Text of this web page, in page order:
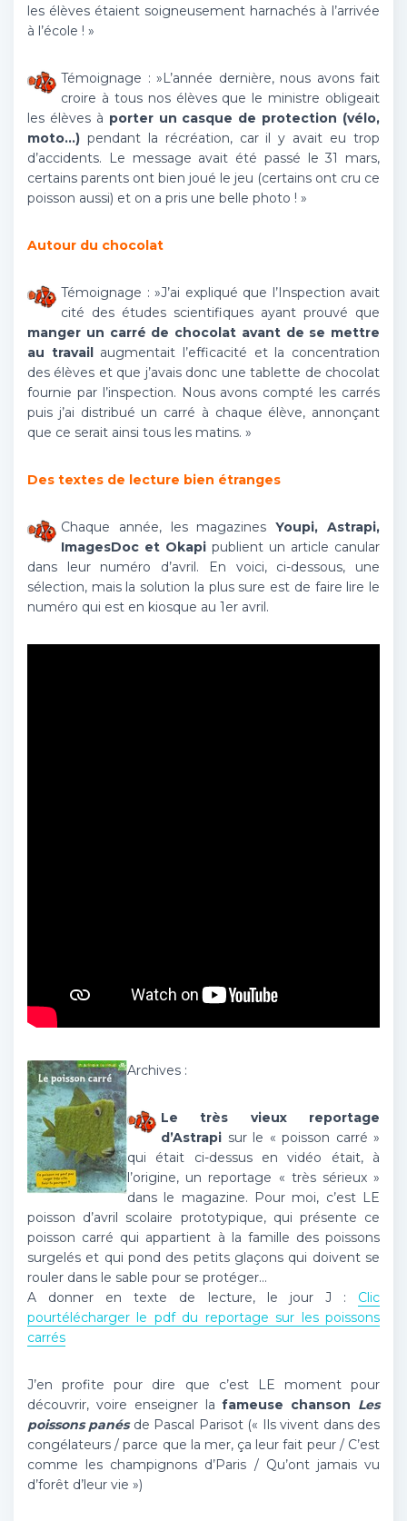
les élèves étaient soigneusement harnachés à l’arrivée
à l’école ! »
Témoignage : »L’année dernière, nous avons fait
croire à tous nos élèves que le ministre obligeait
les élèves à porter un casque de protection (vélo,
moto…) pendant la récréation, car il y avait eu trop
d’accidents. Le message avait été passé le 31 mars,
certains parents ont bien joué le jeu (certains ont cru ce
poisson aussi) et on a pris une belle photo ! »
Autour du chocolat
Témoignage : »J’ai expliqué que l’Inspection avait
cité des études scientifiques ayant prouvé que
manger un carré de chocolat avant de se mettre
au travailaugmentait l’efficacité et la concentration
des élèves et que j’avais donc une tablette de chocolat
fournie par l’inspection. Nous avons compté les carrés
puis j’ai distribué un carré à chaque élève, annonçant
que ce serait ainsi tous les matins. »
Des textes de lecture bien étranges
Chaque année, les magazinesYoupi, Astrapi,
ImagesDoc et Okapi publient un article canular
dans leur numéro d’avril. En voici, ci-dessous, une
sélection, mais la solution la plus sure est de faire lire le
numéro qui est en kiosque au 1er avril.
Archives :
Le très vieux reportage
d’Astrapi sur le « poisson carré »
qui était ci-dessus en vidéo était, à
l’origine, un reportage « très sérieux »
dans le magazine. Pour moi, c’est LE
poisson d’avril scolaire prototypique, qui présente ce
poisson carré qui appartient à la famille des poissons
surgelés et qui pond des petits glaçons qui doivent se
rouler dans le sable pour se protéger…
A donner en texte de lecture, le jour J : Clic
pourtélécharger le pdf du reportage sur les poissons
carrés
J’en profite pour dire que c’est LE moment pour
découvrir, voire enseigner lafameuse chanson Les
poissons panés de Pascal Parisot (« Ils vivent dans des
congélateurs / parce que la mer, ça leur fait peur / C’est
comme les champignons d’Paris / Qu’ont jamais vu
d’forêt d’leur vie »)